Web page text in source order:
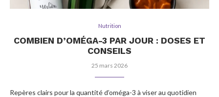
Nutrition
COMBIEN D’OMÉGA-3 PAR JOUR : DOSES ET
CONSEILS
25 mars 2026
Repères clairs pour la quantité d’oméga-3 à viser au quotidien